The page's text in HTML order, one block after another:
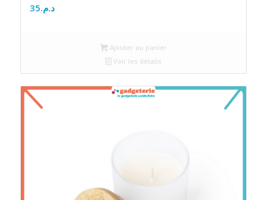
د.م.35
Ajouter au panier
Voir les détails